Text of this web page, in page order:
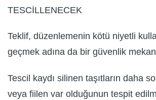
TESCİLLENECEK
Teklif, düzenlemenin kötü niyetli
geçmek adına da bir güvenlik
Tescil kaydı silinen taşıtların daha
veya fiilen var olduğunun tespit